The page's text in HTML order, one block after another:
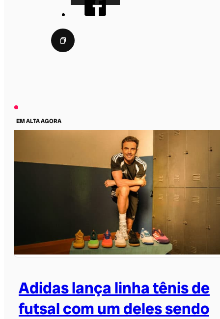
EM ALTA AGORA
Adidas lança linha tênis de
futsal com um deles sendo